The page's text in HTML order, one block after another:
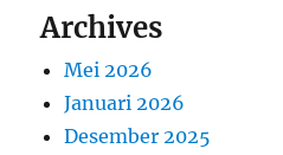
Archives
Mei 2026
Januari 2026
Desember 2025